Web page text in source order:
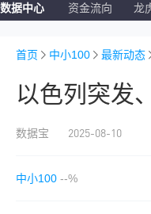
恒生指数：
数据中心 资金流向 龙
首页 中小100 最新动态
以色列突发
数据宝 2025-08-10
中小100 --%